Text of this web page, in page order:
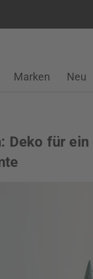
Marken Neu
Deko für